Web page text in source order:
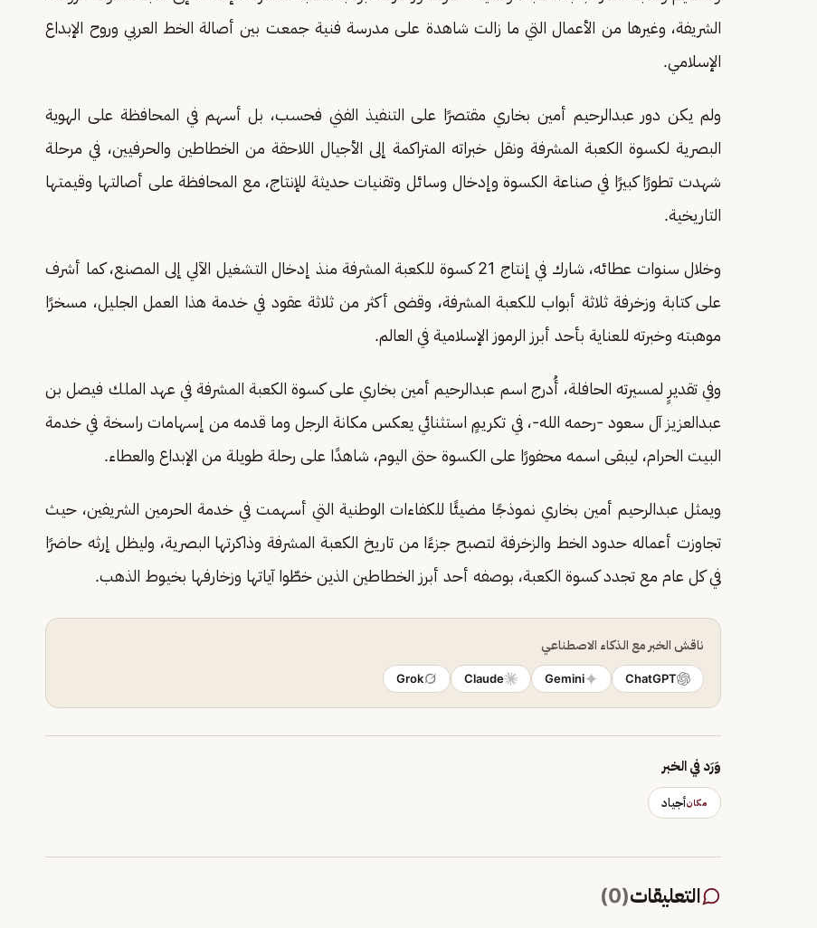
الشريفة، وغيرها من الأعمال التي ما زالت شاهدة على مدرسة فنية جمعت بين أصالة الخط العربي وروح الإبداع
الإسلامي.
ولم يكن دور عبدالرحيم أمين بخاري مقتصرًا على التنفيذ الفني فحسب، بل أسهم في المحافظة على الهوية
البصرية لكسوة الكعبة المشرفة ونقل خبراته المتراكمة إلى الأجيال اللاحقة من الخطاطين والحرفيين، في مرحلة
شهدت تطورًا كبيرًا في صناعة الكسوة وإدخال وسائل وتقنيات حديثة للإنتاج، مع المحافظة على أصالتها وقيمتها
التاريخية.
وخلال سنوات عطائه، شارك في إنتاج 21 كسوة للكعبة المشرفة منذ إدخال التشغيل الآلي إلى المصنع، كما أشرف
على كتابة وزخرفة ثلاثة أبواب للكعبة المشرفة، وقضى أكثر من ثلاثة عقود في خدمة هذا العمل الجليل، مسخرًا
موهبته وخبرته للعناية بأحد أبرز الرموز الإسلامية في العالم.
وفي تقديرٍ لمسيرته الحافلة، أُدرج اسم عبدالرحيم أمين بخاري على كسوة الكعبة المشرفة في عهد الملك فيصل بن
عبدالعزيز آل سعود -رحمه الله-، في تكريمٍ استثنائي يعكس مكانة الرجل وما قدمه من إسهامات راسخة في خدمة
البيت الحرام، ليبقى اسمه محفورًا على الكسوة حتى اليوم، شاهدًا على رحلة طويلة من الإبداع والعطاء.
ويمثل عبدالرحيم أمين بخاري نموذجًا مضيئًا للكفاءات الوطنية التي أسهمت في خدمة الحرمين الشريفين، حيث
تجاوزت أعماله حدود الخط والزخرفة لتصبح جزءًا من تاريخ الكعبة المشرفة وذاكرتها البصرية، وليظل إرثه حاضرًا
في كل عام مع تجدد كسوة الكعبة، بوصفه أحد أبرز الخطاطين الذين خطّوا آياتها وزخارفها بخيوط الذهب.
ناقش الخبر مع الذكاء الاصطناعي
ChatGPT
Gemini
Claude
Grok
وَرَد في الخبر
مكانأجياد
التعليقات(
0
)